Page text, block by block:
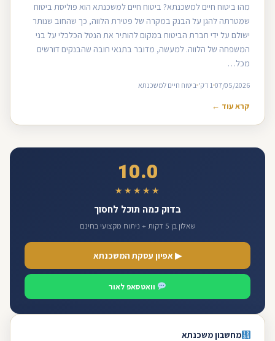
מהו ביטוח חיים למשכנתא? ביטוח חיים למשכנתא הוא פוליסת ביטוח
שמטרתה להגן על הבנק במקרה של פטירת הלווה, כך שהחוב שנותר
ישולם על ידי חברת הביטוח במקום להותיר את הנטל הכלכלי על בני
המשפחה של הלווה. למעשה, מדובר בתנאי חובה שהבנקים דורשים
מכל…
07/05/2026 1 דק' ביטוח חיים למשכנתא
קרא עוד ←
10.0
★★★★★
בדוק כמה תוכל לחסוך
שאלון בן 5 דקות + ניתוח מקצועי בחינם
▶ אפיון עסקת המשכנתא
וואטסאפ לאור
מחשבון משכנתא